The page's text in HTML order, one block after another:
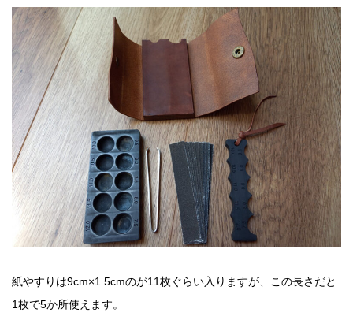
紙やすりは9cm×1.5cmのが11枚ぐらい入りますが、この長さだと
1枚で5か所使えます。